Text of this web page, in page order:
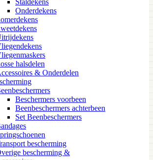
Onderdekens
halsdelen
& Onderdelen
Beschermers voorbeen
Beenbeschermers achterbeen
Set Beenbeschermers
bescherming
bescherming &